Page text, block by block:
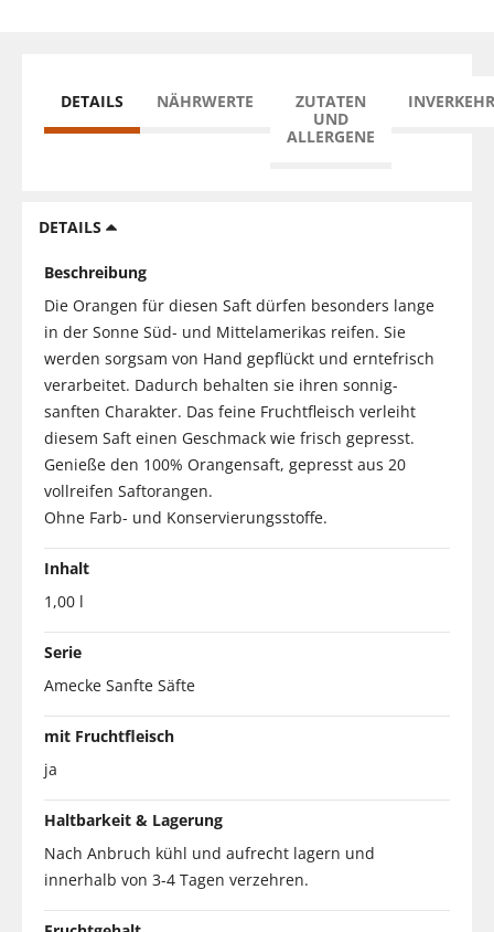
DETAILS NÄHRWERTE
ZUTATEN
UND
ALLERGENE
DETAILS
Beschreibung
Die Orangen für diesen Saft dürfen besonders lange
in der Sonne Süd- und Mittelamerikas reifen. Sie
werden sorgsam von Hand gepflückt und erntefrisch
verarbeitet. Dadurch behalten sie ihren sonnig-
sanften Charakter. Das feine Fruchtfleisch verleiht
diesem Saft einen Geschmack wie frisch gepresst.
Genieße den 100% Orangensaft, gepresst aus 20
vollreifen Saftorangen.
Ohne Farb- und Konservierungsstoffe.
Inhalt
1,00 l
Serie
Amecke Sanfte Säfte
mit Fruchtfleisch
ja
Haltbarkeit & Lagerung
Nach Anbruch kühl und aufrecht lagern und
innerhalb von 3-4 Tagen verzehren.